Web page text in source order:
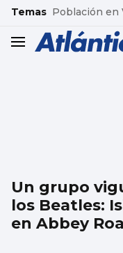
common.go-to-
Temas Población en
header.menu.open
Un grupo
los Beatles:
en Abbey